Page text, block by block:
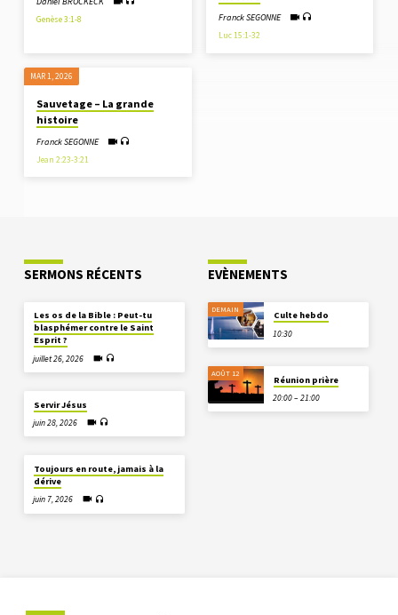
Genèse 3:1-8 Franck SEGONNE
Luc 15:1-32
MAR 1, 2026
Sauvetage – La grande
histoire
Franck SEGONNE
Jean 2:23-3:21
SERMONS RÉCENTS
Les os de la Bible : Peut-tu
blasphémer contre le Saint
Esprit ?
juillet 26, 2026
Servir Jésus
juin 28, 2026
Toujours en route, jamais à la
dérive
juin 7, 2026
EVÈNEMENTS
DEMAIN
Culte hebdo
10:30
AOÛT 12
Réunion prière
20:00 – 21:00